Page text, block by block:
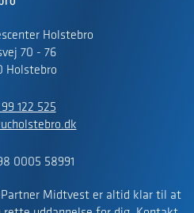
Holstebro
70 - 76
Holstebro
122 525
0005 58991
Midtvest er altid klar til at